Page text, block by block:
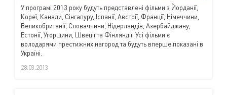
У програмі 2013 року будуть представлені фільми з Йорданії,
Кореї, Канади, Сінгапуру, Іспанії, Австрії, Франції, Німеччини,
Великобританії, Словаччини, Нідерландів, Азербайджану,
Естонії, Угорщини, Швеції та Фінляндії. Усі фільми є
володарями престижних нагород та будуть вперше показані в
Україні.
28.03.2013